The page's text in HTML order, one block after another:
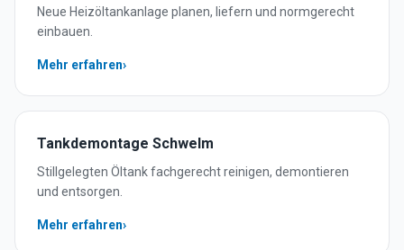
Neue Heizöltankanlage planen, liefern und normgerecht
einbauen.
Mehr erfahren›
Tankdemontage Schwelm
Stillgelegten Öltank fachgerecht reinigen, demontieren
und entsorgen.
Mehr erfahren›